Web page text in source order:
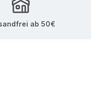
ab 50€